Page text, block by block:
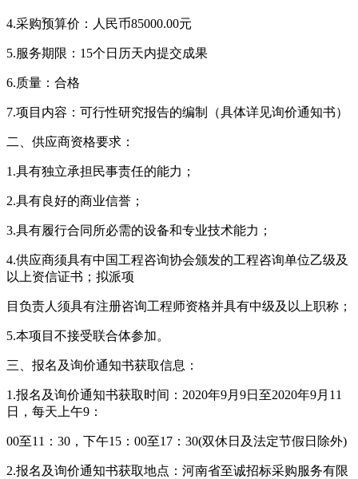
4.采购预算价：人民币85000.00元
5.服务期限：15个日历天内提交成果
6.质量：合格
7.项目内容：可行性研究报告的编制（具体详见询价通知书）
二、供应商资格要求：
1.具有独立承担民事责任的能力；
2.具有良好的商业信誉；
3.具有履行合同所必需的设备和专业技术能力；
4.供应商须具有中国工程咨询协会颁发的工程咨询单位乙级及
以上资信证书；拟派项
目负责人须具有注册咨询工程师资格并具有中级及以上职称；
5.本项目不接受联合体参加。
三、报名及询价通知书获取信息：
1.报名及询价通知书获取时间：2020年9月9日至2020年9月11
日，每天上午9：
00至11：30，下午15：00至17：30(双休日及法定节假日除外)
2.报名及询价通知书获取地点：河南省至诚招标采购服务有限